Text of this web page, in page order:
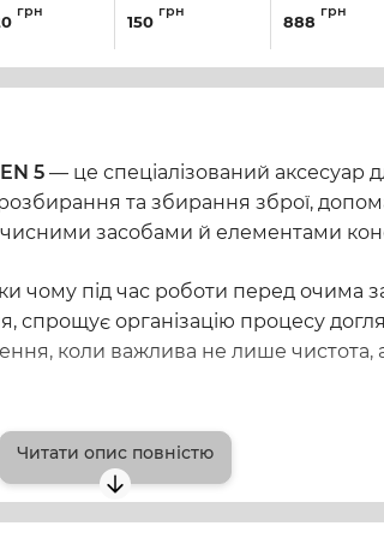
грн
Hoppe's для
рушниць
150
грн
глушника
STEEL RM-33
888
грн
5 — це спеціалізований аксесуар
та збирання зброї,
засобами й елементами
чому під час роботи перед очима
спрощує організацію процесу
коли важлива не лише чистота, а
в належному стані після
а двомовні підписи
формат для регулярного
Читати опис повністю